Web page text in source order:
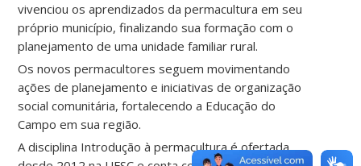
vivenciou os aprendizados da permacultura em seu
próprio município, finalizando sua formação com o
planejamento de uma unidade familiar rural.
Os novos permacultores seguem movimentando
ações de planejamento e iniciativas de organização
social comunitária, fortalecendo a Educação do
Campo em sua região.
A disciplina Introdução à permacultura é ofertada